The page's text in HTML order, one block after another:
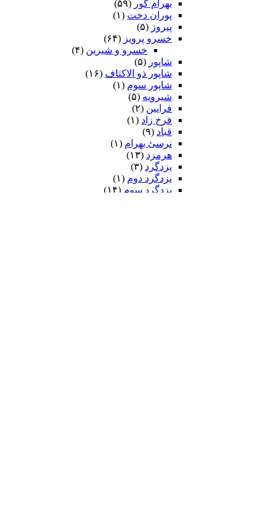
بهرام گور (۵۹)
پوران دخت (۱)
پیروز (۵)
خسرو پرویز (۶۴)
خسرو و شیرین (۴)
شاپور (۵)
شاپور ذو الاکتاف (۱۶)
شاپور سوم‏ (۱)
شیرویه (۵)
فرایین (۲)
فرخ زاد (۱)
قباد (۹)
نرسئ بهرام‏ (۱)
هرمزد (۱۳)
یزدگرد (۳)
یزدگرد دوم (۱)
یزدگرد سوم (۱۴)